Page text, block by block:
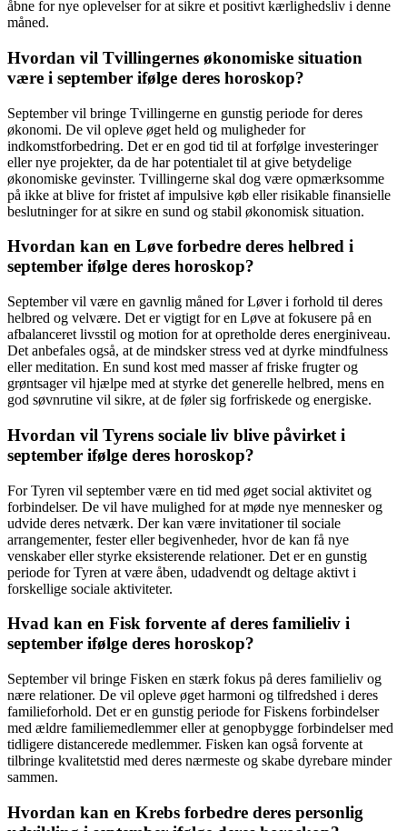
åbne for nye oplevelser for at sikre et positivt kærlighedsliv i denne
måned.
Hvordan vil Tvillingernes økonomiske situation
være i september ifølge deres horoskop?
September vil bringe Tvillingerne en gunstig periode for deres
økonomi. De vil opleve øget held og muligheder for
indkomstforbedring. Det er en god tid til at forfølge investeringer
eller nye projekter, da de har potentialet til at give betydelige
økonomiske gevinster. Tvillingerne skal dog være opmærksomme
på ikke at blive for fristet af impulsive køb eller risikable finansielle
beslutninger for at sikre en sund og stabil økonomisk situation.
Hvordan kan en Løve forbedre deres helbred i
september ifølge deres horoskop?
September vil være en gavnlig måned for Løver i forhold til deres
helbred og velvære. Det er vigtigt for en Løve at fokusere på en
afbalanceret livsstil og motion for at opretholde deres energiniveau.
Det anbefales også, at de mindsker stress ved at dyrke mindfulness
eller meditation. En sund kost med masser af friske frugter og
grøntsager vil hjælpe med at styrke det generelle helbred, mens en
god søvnrutine vil sikre, at de føler sig forfriskede og energiske.
Hvordan vil Tyrens sociale liv blive påvirket i
september ifølge deres horoskop?
For Tyren vil september være en tid med øget social aktivitet og
forbindelser. De vil have mulighed for at møde nye mennesker og
udvide deres netværk. Der kan være invitationer til sociale
arrangementer, fester eller begivenheder, hvor de kan få nye
venskaber eller styrke eksisterende relationer. Det er en gunstig
periode for Tyren at være åben, udadvendt og deltage aktivt i
forskellige sociale aktiviteter.
Hvad kan en Fisk forvente af deres familieliv i
september ifølge deres horoskop?
September vil bringe Fisken en stærk fokus på deres familieliv og
nære relationer. De vil opleve øget harmoni og tilfredshed i deres
familieforhold. Det er en gunstig periode for Fiskens forbindelser
med ældre familiemedlemmer eller at genopbygge forbindelser med
tidligere distancerede medlemmer. Fisken kan også forvente at
tilbringe kvalitetstid med deres nærmeste og skabe dyrebare minder
sammen.
Hvordan kan en Krebs forbedre deres personlig